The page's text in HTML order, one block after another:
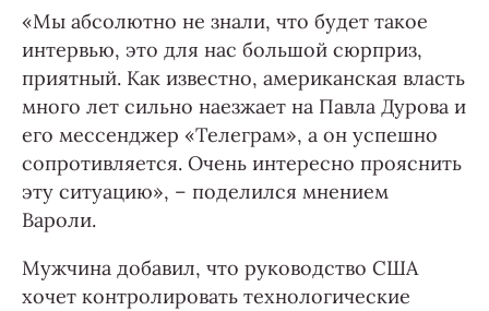
«Мы абсолютно не знали, что будет такое
интервью, это для нас большой сюрприз,
приятный. Как известно, американская власть
много лет сильно наезжает на Павла Дурова и
его мессенджер «Телеграм», а он успешно
сопротивляется. Очень интересно прояснить
эту ситуацию», – поделился мнением
Вароли.
Мужчина добавил, что руководство США
хочет контролировать технологические